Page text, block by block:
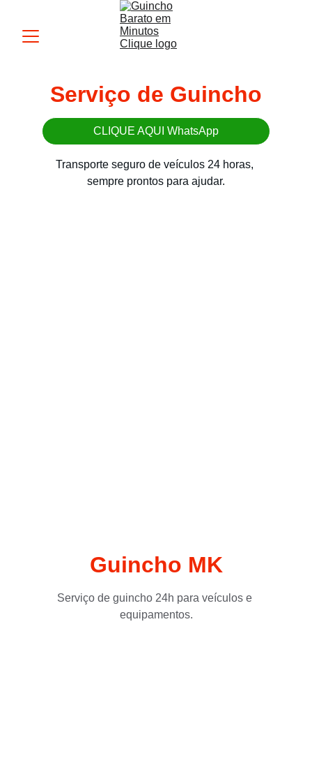
Serviço de Guincho
Transporte seguro de veículos 24 horas,
sempre prontos para ajudar.
CLIQUE AQUI WhatsApp
Guincho MK
Serviço de guincho 24h para veículos e
equipamentos.